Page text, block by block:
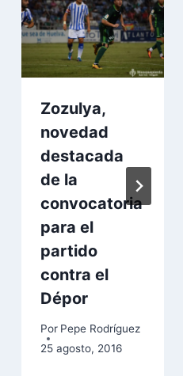
Zozulya,
novedad
destacada
de la
convocatoria
para el
partido
contra el
Dépor
Por Pepe Rodríguez
25 agosto, 2016